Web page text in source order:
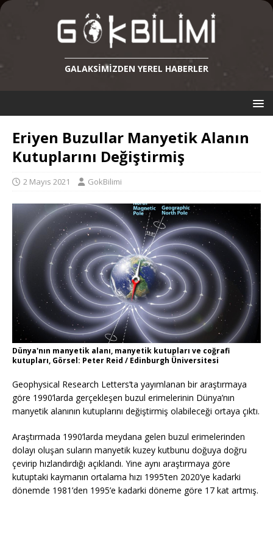
GALAKSIMIZDEN YEREL HABERLER
Eriyen Buzullar Manyetik Alanın
Kutuplarını Değiştirmiş
2 Mayıs 2021 GokBilimi
Dünya'nın manyetik alanı, manyetik kutupları ve coğrafi
kutupları, Görsel: Peter Reid / Edinburgh Üniversitesi
Geophysical Research Letters’ta yayımlanan bir araştırmaya
göre 1990’larda gerçekleşen buzul erimelerinin Dünya’nın
manyetik alanının kutuplarını değiştirmiş olabileceği ortaya çıktı.
Araştırmada 1990’larda meydana gelen buzul erimelerinden
dolayı oluşan suların manyetik kuzey kutbunu doğuya doğru
çevirip hızlandırdığı açıklandı. Yine aynı araştırmaya göre
kutuptaki kaymanın ortalama hızı 1995’ten 2020’ye kadarki
dönemde 1981’den 1995’e kadarki döneme göre 17 kat artmış.